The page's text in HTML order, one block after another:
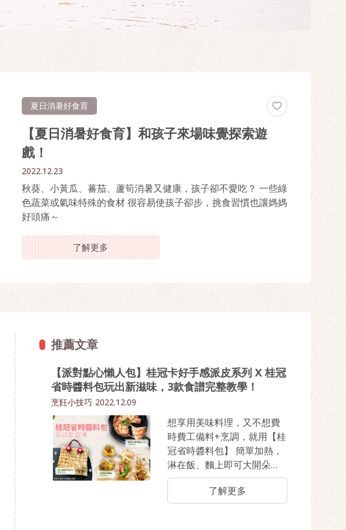
夏日消暑好食育
【夏日消暑好食育】和孩子來場味覺探索遊
戲！
2022.12.23
秋葵、小黃瓜、蕃茄、蘆筍消暑又健康，孩子卻不愛吃？ 一些綠
色蔬菜或氣味特殊的食材 很容易使孩子卻步，挑食習慣也讓媽媽
好頭痛～
了解更多
推薦文章
【派對點心懶人包】桂冠卡好手感派皮系列 X 桂冠
省時醬料包玩出新滋味，3款食譜完整教學！
烹飪小技巧 2022.12.09
想享用美味料理，又不想費
時費工備料+烹調，就用【桂
冠省時醬料包】 簡單加熱，
淋在飯、麵上即可大開朵
頤。 以為這是桂冠省時醬料
包的唯一吃法？那就大錯特
錯啦！
了解更多